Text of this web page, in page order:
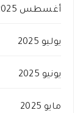
أغسطس 2025
يوليو 2025
يونيو 2025
مايو 2025